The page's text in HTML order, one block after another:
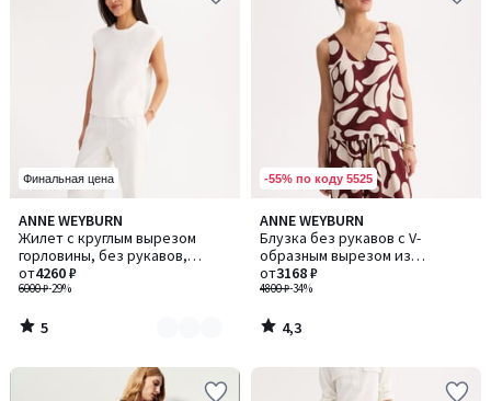
Финальная цена
ANNE WEYBURN
Жилет с круглым вырезом
горловины, без рукавов,
крупной вязки в рубчик, из
чистого хлопка
6000 ₽-29%
от4260 ₽
5
/
5
Количество
цветов:
2
5
/
-55% по коду 5525
ANNE WEYBURN
Блузка без рукавов с V-
образным вырезом из
набивной ткани с
графическим рисунком
4800 ₽-34%
от3168 ₽
4,3
/ 5
4,3
/